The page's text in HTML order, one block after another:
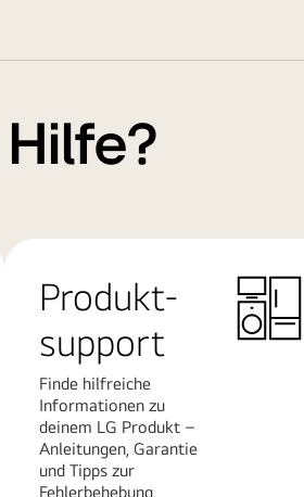
Produkt-
support
Finde hilfreiche
Informationen zu
deinem LG Produkt –
Anleitungen, Garantie
und Tipps zur
Fehlerbehebung.